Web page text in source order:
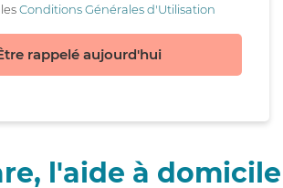
Conditions Générales d'Utilisation
rappelé aujourd'hui
l'aide à domicile